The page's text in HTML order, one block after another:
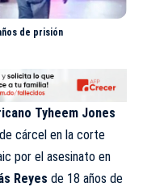
de prisión
Tyheem Jones
cárcel en la corte
por el asesinato en
Reyes de 18 años de